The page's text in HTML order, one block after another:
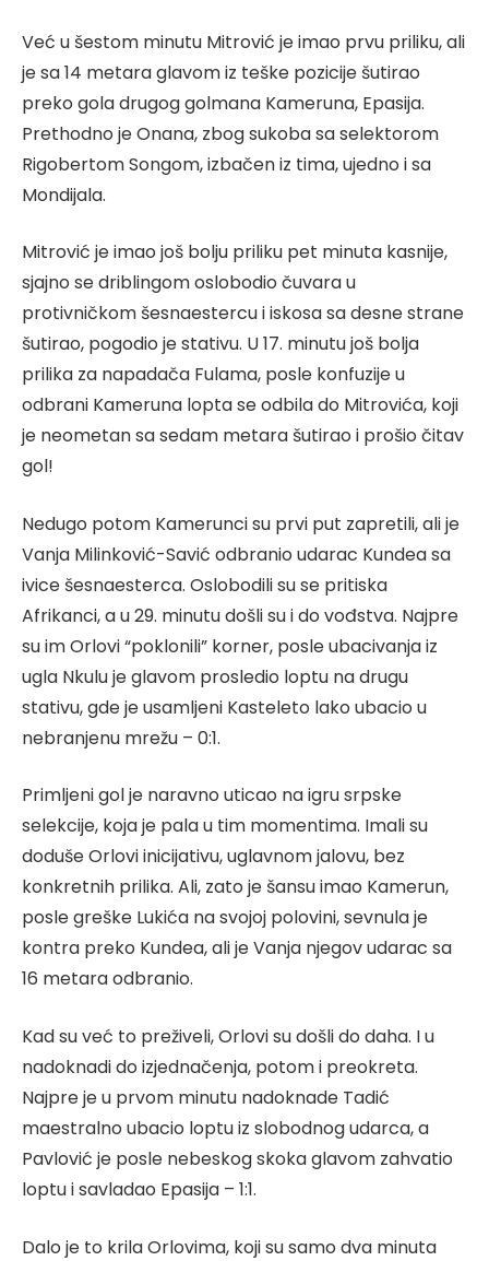
Već u šestom minutu Mitrović je imao prvu priliku, ali
je sa 14 metara glavom iz teške pozicije šutirao
preko gola drugog golmana Kameruna, Epasija.
Prethodno je Onana, zbog sukoba sa selektorom
Rigobertom Songom, izbačen iz tima, ujedno i sa
Mondijala.
Mitrović je imao još bolju priliku pet minuta kasnije,
sjajno se driblingom oslobodio čuvara u
protivničkom šesnaestercu i iskosa sa desne strane
šutirao, pogodio je stativu. U 17. minutu još bolja
prilika za napadača Fulama, posle konfuzije u
odbrani Kameruna lopta se odbila do Mitrovića, koji
je neometan sa sedam metara šutirao i prošio čitav
gol!
Nedugo potom Kamerunci su prvi put zapretili, ali je
Vanja Milinković-Savić odbranio udarac Kundea sa
ivice šesnaesterca. Oslobodili su se pritiska
Afrikanci, a u 29. minutu došli su i do vođstva. Najpre
su im Orlovi “poklonili” korner, posle ubacivanja iz
ugla Nkulu je glavom prosledio loptu na drugu
stativu, gde je usamljeni Kasteleto lako ubacio u
nebranjenu mrežu – 0:1.
Primljeni gol je naravno uticao na igru srpske
selekcije, koja je pala u tim momentima. Imali su
doduše Orlovi inicijativu, uglavnom jalovu, bez
konkretnih prilika. Ali, zato je šansu imao Kamerun,
posle greške Lukića na svojoj polovini, sevnula je
kontra preko Kundea, ali je Vanja njegov udarac sa
16 metara odbranio.
Kad su već to preživeli, Orlovi su došli do daha. I u
nadoknadi do izjednačenja, potom i preokreta.
Najpre je u prvom minutu nadoknade Tadić
maestralno ubacio loptu iz slobodnog udarca, a
Pavlović je posle nebeskog skoka glavom zahvatio
loptu i savladao Epasija – 1:1.
Dalo je to krila Orlovima, koji su samo dva minuta